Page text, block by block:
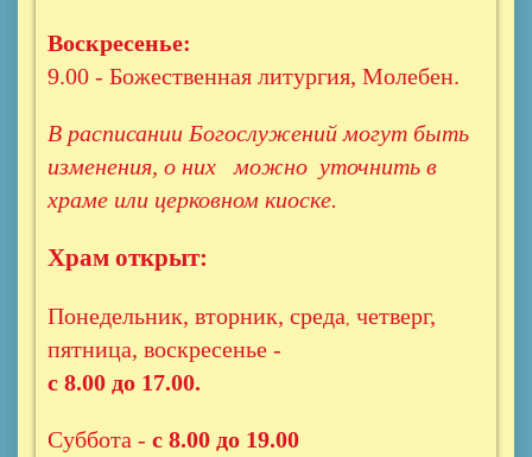
Воскресенье:
9.00 - Божественная литургия, Молебен.
В расписании Богослужений могут быть
изменения, о них можно уточнить в
храме или церковном киоске.
Храм открыт:
Понедельник, вторник, среда, четверг,
пятница, воскресенье -
с 8.00 до 17.00.
Суббота - с 8.00 до 19.00